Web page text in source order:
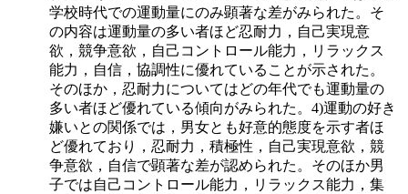
学校時代での運動量にのみ顕著な差がみられた。そ
の内容は運動量の多い者ほど忍耐力，自己実現意
欲，競争意欲，自己コントロール能力，リラックス
能力，自信，協調性に優れていることが示された。
そのほか，忍耐力についてはどの年代でも運動量の
多い者ほど優れている傾向がみられた。4)運動の好き
嫌いとの関係では，男女とも好意的態度を示す者ほ
ど優れており，忍耐力，積極性，自己実現意欲，競
争意欲，自信で顕著な差が認められた。そのほか男
子では自己コントロール能力，リラックス能力，集